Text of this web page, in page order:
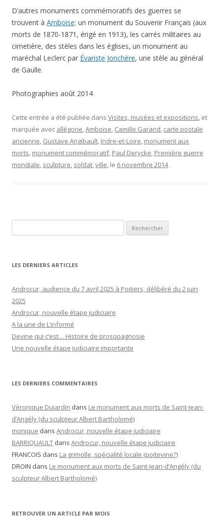
D’autres monuments commémoratifs des guerres se
trouvent à Amboise: un monument du Souvenir Français (aux
morts de 1870-1871, érigé en 1913), les carrés militaires au
cimetière, des stèles dans les églises, un monument au
maréchal Leclerc par Évariste Jonchère, une stèle au général
de Gaulle.
Photographies août 2014
Cette entrée a été publiée dans Visites, musées et expositions, et
marquée avec allégorie,Amboise, Camille Garand, carte postale
ancienne, Gustave Angibault, Indre-et-Loire, monument aux
morts, monument commémoratif, Paul Derycke, Première guerre
mondiale, sculpture, soldat,ville, le 6 novembre 2014 .
LES DERNIERS ARTICLES
Androcur, audience du 7 avril 2025 à Poitiers, délibéré du 2 juin
2025
Androcur, nouvelle étape judiciaire
A la une de L’informé
Devine qui c’est… Histoire de prosopagnosie
Une nouvelle étape judiciaire importante
LES DERNIERS COMMENTAIRES
Véronique Dujardin dans Le monument aux morts de Saint-Jean-
d’Angély (du sculpteur Albert Bartholomé)
monique dans Androcur, nouvelle étape judiciaire
BARRIQUAULT dans Androcur, nouvelle étape judiciaire
FRANCOIS dans La grimolle, spécialité locale (poitevine?)
DROIN dans Le monument aux morts de Saint-Jean-d’Angély (du
sculpteur Albert Bartholomé)
RETROUVER UN ARTICLE PAR MOIS